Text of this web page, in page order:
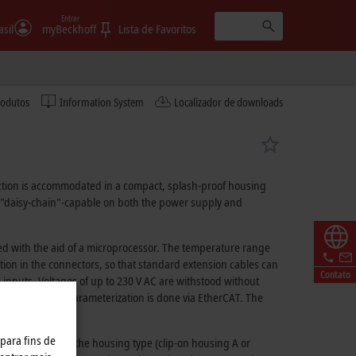
myBeckhoff
Entrar
Lista de Favoritos
Information System Localizador de downloads
Contato
is accommodated in a compact, splash-proof housing
chain"-capable on both the power supply and
with the aid of a microprocessor. The temperature range
in the connectors, so that standard extension cables can
Voltages of up to 230 V AC are withstood without
advanced parameterization is done via EtherCAT. The
as well as the housing type (clip-on housing A or
fins de